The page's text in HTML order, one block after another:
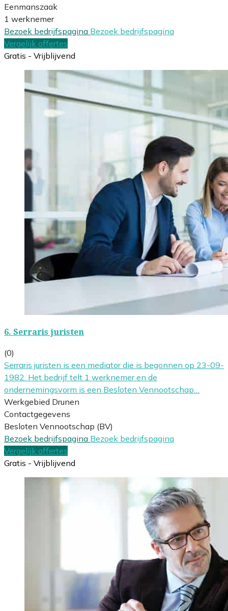
Eenmanszaak
1 werknemer
Bezoek bedrijfspagina Bezoek bedrijfspagina
Vergelijk offertes
Gratis - Vrijblijvend
6. Serraris juristen
(0)
Serraris juristen is een mediator die is begonnen op 23-09-
1982. Het bedrijf telt 1 werknemer en de
ondernemingsvorm is een Besloten Vennootschap…
Werkgebied Drunen
Contactgegevens
Besloten Vennootschap (BV)
Bezoek bedrijfspagina Bezoek bedrijfspagina
Vergelijk offertes
Gratis - Vrijblijvend